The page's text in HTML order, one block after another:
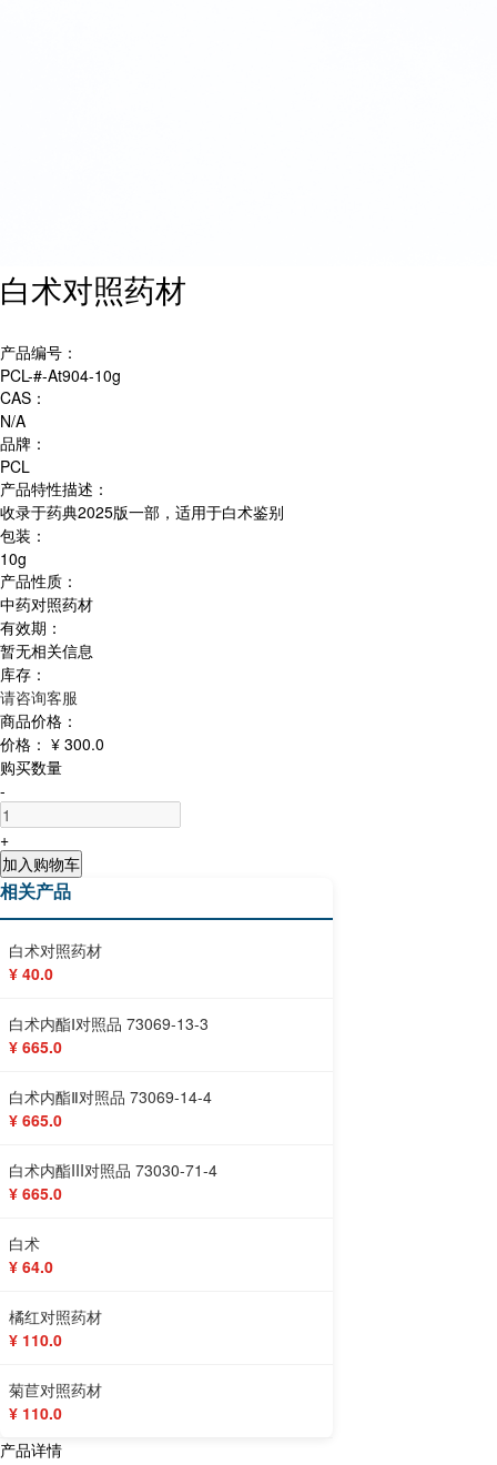
白术对照药材
产品编号：
PCL-#-At904-10g
CAS：
N/A
品牌：
PCL
产品特性描述：
收录于药典2025版一部，适用于白术鉴别
包装：
10g
产品性质：
中药对照药材
有效期：
暂无相关信息
库存：
请咨询客服
商品价格：
价格： ¥ 300.0
购买数量
-
+
加入购物车
相关产品
白术对照药材
¥ 40.0
白术内酯Ⅰ对照品 73069-13-3
¥ 665.0
白术内酯Ⅱ对照品 73069-14-4
¥ 665.0
白术内酯III对照品 73030-71-4
¥ 665.0
白术
¥ 64.0
橘红对照药材
¥ 110.0
菊苣对照药材
¥ 110.0
产品详情